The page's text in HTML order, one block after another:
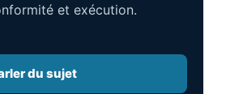
et exécution.
du sujet